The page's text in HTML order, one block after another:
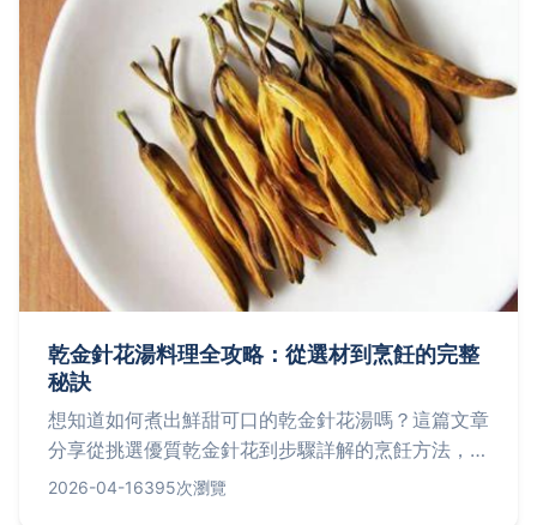
乾金針花湯料理全攻略：從選材到烹飪的完整
秘訣
想知道如何煮出鮮甜可口的乾金針花湯嗎？這篇文章
分享從挑選優質乾金針花到步驟詳解的烹飪方法，還
包括常見問題解答和個人經驗談，幫助你輕鬆做出營
2026-04-16395次瀏覽